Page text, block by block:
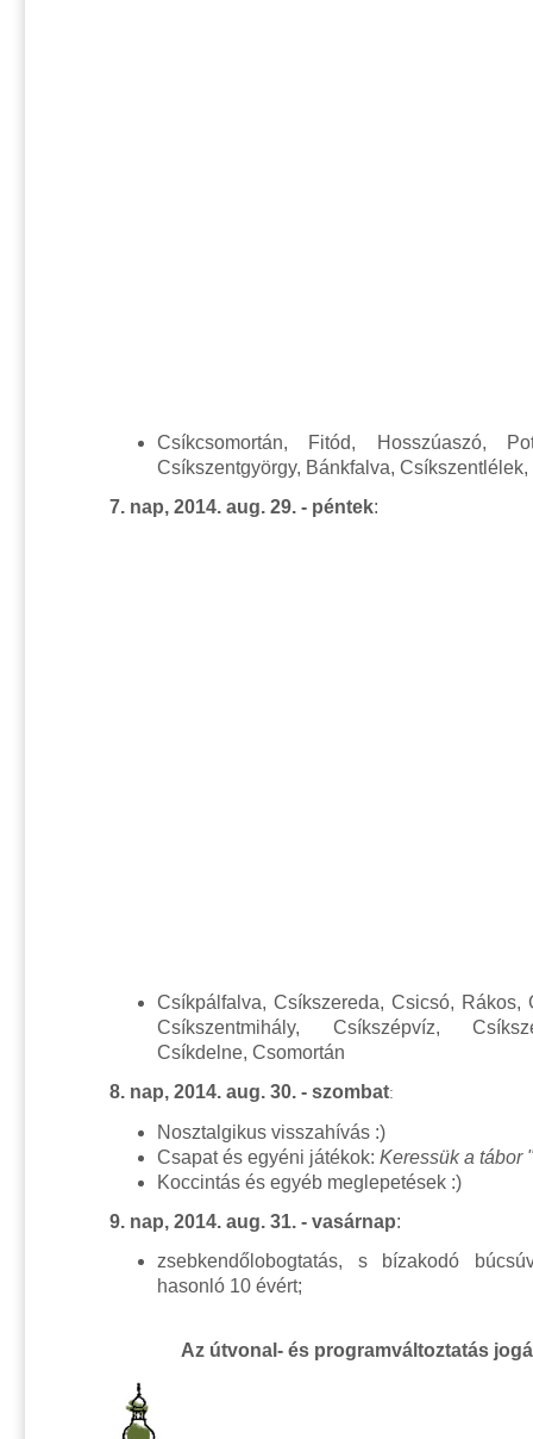
Csíkcsomortán, Fitód, Hosszúaszó,
Csíkszentgyörgy, Bánkfalva, Csíkszentlélek,
7. nap, 2014. aug. 29. - péntek:
Csíkpálfalva, Csíkszereda, Csicsó, Rákos,
Csíkszentmihály, Csíkszépvíz,
Csíkdelne, Csomortán
8. nap, 2014. aug. 30. - szombat:
Nosztalgikus visszahívás :)
Csapat és egyéni játékok: Keressük a tábor
Koccintás és egyéb meglepetések :)
9. nap, 2014. aug. 31. - vasárnap:
zsebkendőlobogtatás, s bízakodó
hasonló 10 évért;
Az útvonal- és programváltoztatás